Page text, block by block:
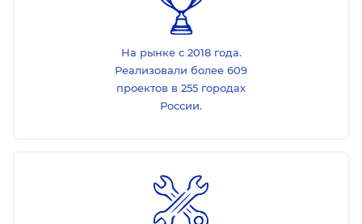
На рынке с 2018 года.
Реализовали более 609
проектов в 255 городах
России.